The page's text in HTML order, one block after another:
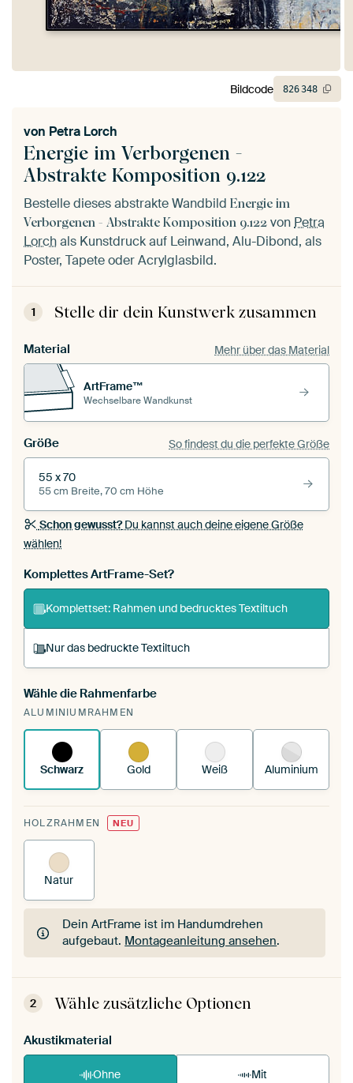
Energie im Verborgenen -
Abstrakte Komposition 9.122
von Petra Lorch
Bestelle dieses abstrakte Wandbild Energie im
Verborgenen - Abstrakte Komposition 9.122 vonPetra
Lorchals Kunstdruck auf Leinwand, Alu-Dibond, als
Poster, Tapete oder Acrylglasbild.
1 Stelle dir dein Kunstwerk zusammen
Material Mehr über das Material
ArtFrame™
Wechselbare Wandkunst
Größe So findest du die perfekte Größe
55 x 70
55 cm Breite, 70 cm Höhe
Schon gewusst?Du kannst auch deine eigene Größe
wählen!
Komplettes ArtFrame-Set?
Komplettset: Rahmen und bedrucktes Textiltuch
Nur das bedruckte Textiltuch
Du spannst einen wechselbaren Textiltuch in
deinen vorhandenen ArtFrame™.
funktioniert es.
Wähle die Rahmenfarbe
ALUMINIUMRAHMEN
Schwarz Gold Weiß Aluminium
HOLZRAHMEN NEU
Natur
Dein ArtFrame ist im Handumdrehen
aufgebaut. Montageanleitung ansehen.
Dein ArtFrame ist im Handumdrehen
aufgebaut.Montageanleitung ansehen
2 Wähle zusätzliche Optionen
Akustikmaterial
Ohne Mit
Bildcode 826348